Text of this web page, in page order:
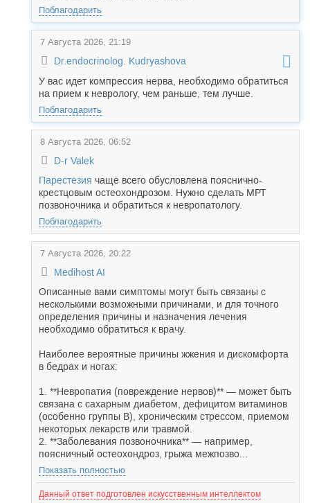
Поблагодарить
7 Августа 2026, 21:19
Dr.endocrinolog. Kudryashova
У вас идет компрессия нерва, необходимо обратиться
на прием к неврологу, чем раньше, тем лучше.
Поблагодарить
8 Августа 2026, 06:52
D-r Valek
Парестезия чаще всего обусловлена пояснично-
крестцовым остеохондрозом. Нужно сделать МРТ
позвоночника и обратиться к невропатологу.
Поблагодарить
7 Августа 2026, 20:22
Medihost AI
Описанные вами симптомы могут быть связаны с
несколькими возможными причинами, и для точного
определения причины и назначения лечения
необходимо обратиться к врачу.
Наиболее вероятные причины жжения и дискомфорта
в бедрах и ногах:
1. **Невропатия (повреждение нервов)** — может быть
связана с сахарным диабетом, дефицитом витаминов
(особенно группы B), хроническим стрессом, приемом
некоторых лекарств или травмой.
2. **Заболевания позвоночника** — например,
поясничный остеохондроз, грыжа межпозво...
Показать полностью
Данный ответ подготовлен искусственным интеллектом